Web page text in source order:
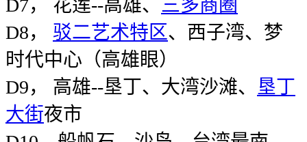
D7， 花莲--高雄、 三多商圈
D8， 驳二艺术特区、西子湾、梦
时代中心（高雄眼）
D9， 高雄--垦丁、大湾沙滩、
垦丁
大街夜市